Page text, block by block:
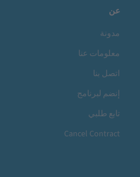
عن
مدونة
معلومات عنا
اتصل بنا
إنضم لبرنامج
تابع طلبي
Cancel Contract